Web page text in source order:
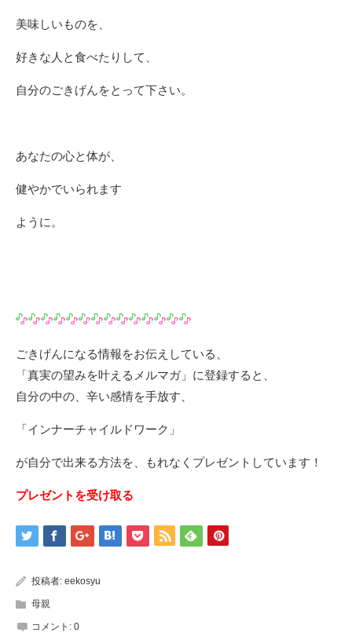
美味しいものを、
好きな人と食べたりして、
自分のごきげんをとって下さい。
あなたの心と体が、
健やかでいられます
ように。
ごきげんになる情報をお伝えしている、
「真実の望みを叶えるメルマガ」に登録すると、
自分の中の、辛い感情を手放す、
「インナーチャイルドワーク」
が自分で出来る方法を、もれなくプレゼントしています！
プレゼントを受け取る
投稿者: eekosyu
母親
コメント: 0